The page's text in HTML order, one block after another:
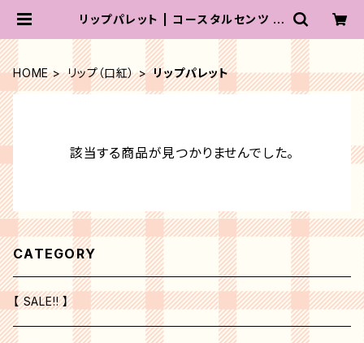
リップパレット | コースタルセンツ ジ
HOME リップ（口紅） リップパレット
該当する商品が見つかりませんでした。
CATEGORY
【 SALE!! 】